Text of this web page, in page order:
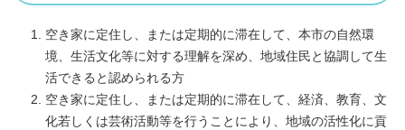
空き家に定住し、または定期的に滞在して、本市の自然環
境、生活文化等に対する理解を深め、地域住民と協調して生
活できると認められる方
空き家に定住し、または定期的に滞在して、経済、教育、文
化若しくは芸術活動等を行うことにより、地域の活性化に貢